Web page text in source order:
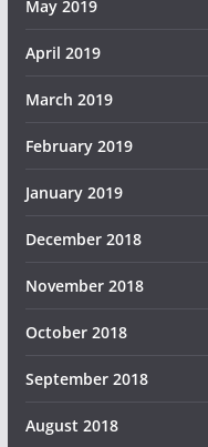
May 2019
April 2019
March 2019
February 2019
January 2019
December 2018
November 2018
October 2018
September 2018
August 2018